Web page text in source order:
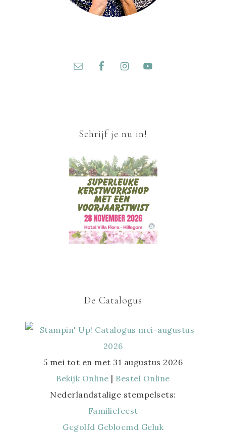
Schrijf je nu in!
De Catalogus
5 mei tot en met 31 augustus 2026
Bekijk Online | Bestel Online
Nederlandstalige stempelsets:
Familiefeest
Gegolfd Gebloemd Geluk